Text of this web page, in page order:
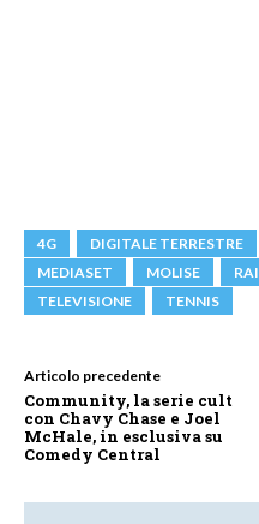
4G DIGITALE TERRESTRE
MEDIASET
MOLISE RAI
TELEVISIONE
TENNIS
Articolo precedente
Community, la serie cult
con Chavy Chase e Joel
McHale, in esclusiva su
Comedy Central